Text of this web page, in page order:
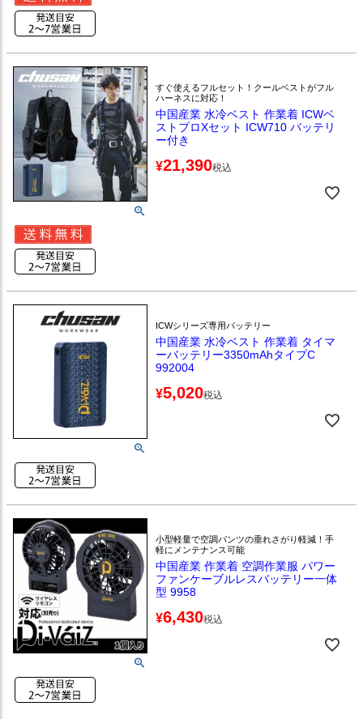
すぐ使えるフルセット！クールベストがフル
ハーネスに対応！
中国産業 水冷ベスト 作業着 ICWベ
ストプロXセット ICW710 バッテリ
ー付き
¥21,390税込
ICWシリーズ専用バッテリー
中国産業 水冷ベスト 作業着 タイマ
ーバッテリー3350mAhタイプC
992004
¥5,020税込
小型軽量で空調パンツの垂れさがり軽減！手
軽にメンテナンス可能
中国産業 作業着 空調作業服 パワー
ファンケーブルレスバッテリー一体
型 9958
¥6,430税込